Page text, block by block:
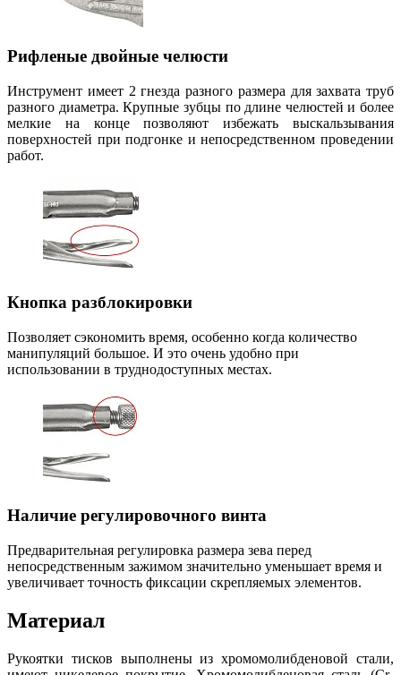
Рифленые двойные челюсти
Инструмент имеет 2 гнезда разного размера для захвата труб
разного диаметра. Крупные зубцы по длине челюстей и более
мелкие на конце позволяют избежать выскальзывания
поверхностей при подгонке и непосредственном проведении
работ.
Кнопка разблокировки
Позволяет сэкономить время, особенно когда количество
манипуляций большое. И это очень удобно при
использовании в труднодоступных местах.
Наличие регулировочного винта
Предварительная регулировка размера зева перед
непосредственным зажимом значительно уменьшает время и
увеличивает точность фиксации скрепляемых элементов.
Материал
Рукоятки тисков выполнены из хромомолибденовой стали,